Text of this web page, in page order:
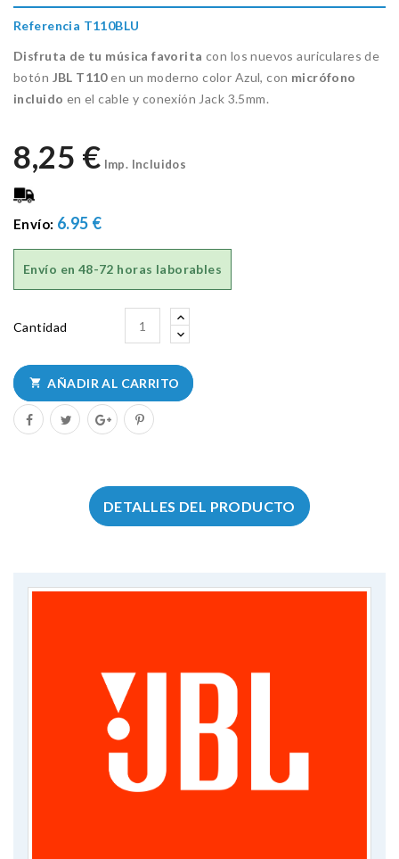
Referencia T110BLU
Disfruta de tu música favorita con los nuevos auriculares de
botón JBL T110en un moderno color Azul, con micrófono
incluido en el cable y conexión Jack 3.5mm.
8,25 € Imp. Incluidos
Envío: 6.95 €
Envío en 48-72 horas laborables
Cantidad
 AÑADIR AL CARRITO
DETALLES DEL PRODUCTO